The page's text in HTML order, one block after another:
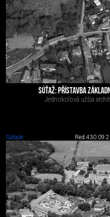
SÚŤAŽ: PŘÍSTAVBA
Jednokolová užšia
Súťaže Red 4